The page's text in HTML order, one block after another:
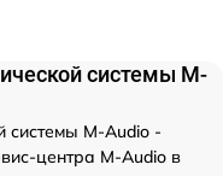
системы M-
системы M-Audio -
центра M-Audio в